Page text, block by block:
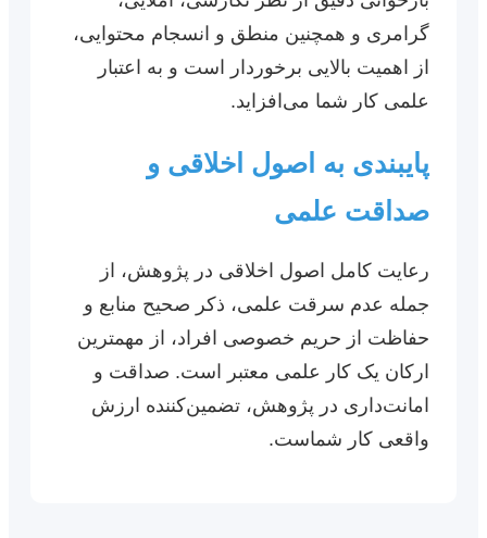
گرامری و همچنین منطق و انسجام محتوایی،
از اهمیت بالایی برخوردار است و به اعتبار
علمی کار شما می‌افزاید.
پایبندی به اصول اخلاقی و
صداقت علمی
رعایت کامل اصول اخلاقی در پژوهش، از
جمله عدم سرقت علمی، ذکر صحیح منابع و
حفاظت از حریم خصوصی افراد، از مهمترین
ارکان یک کار علمی معتبر است. صداقت و
امانت‌داری در پژوهش، تضمین‌کننده ارزش
واقعی کار شماست.